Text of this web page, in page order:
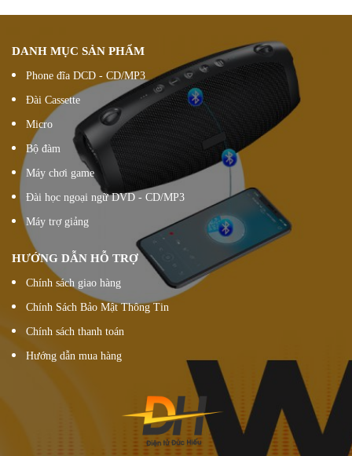
DANH MỤC SẢN PHẨM
Phone đĩa DCD - CD/MP3
Đài Cassette
Micro
Bộ đàm
Máy chơi game
Đài học ngoại ngữ DVD - CD/MP3
Máy trợ giảng
HƯỚNG DẪN HỖ TRỢ
Chính sách giao hàng
Chính Sách Bảo Mật Thông Tin
Chính sách thanh toán
Hướng dẫn mua hàng